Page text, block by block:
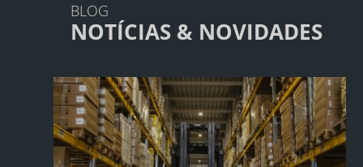
BLOG
NOTÍCIAS & NOVIDADES